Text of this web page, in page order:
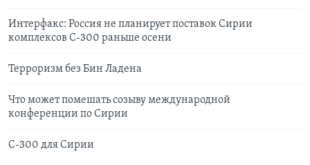
Интерфакс: Россия не планирует поставок Сирии
комплексов С-300 раньше осени
Терроризм без Бин Ладена
Что может помешать созыву международной
конференции по Сирии
С-300 для Сирии